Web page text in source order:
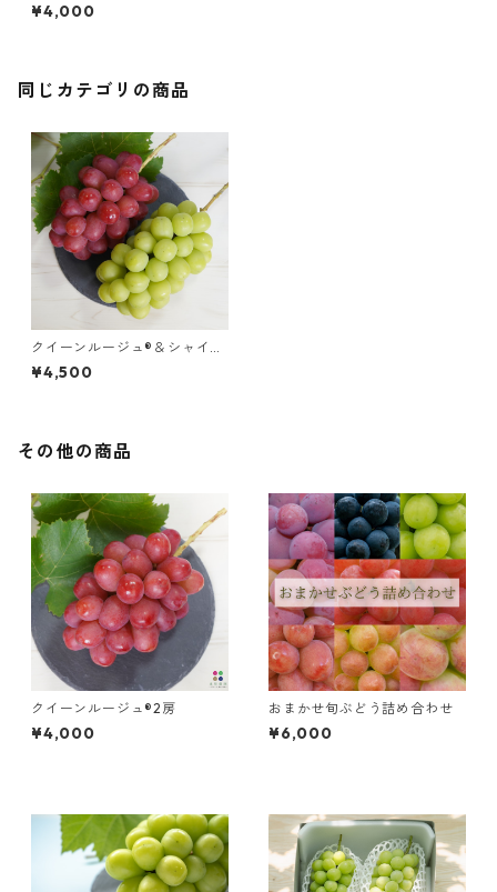
¥4,000
同じカテゴリの商品
クイーンルージュ®＆シャイン
マスカット【各1房・計2房】
¥4,500
その他の商品
クイーンルージュ®2房
¥4,000
おまかせ旬ぶどう詰め合わせ
¥6,000